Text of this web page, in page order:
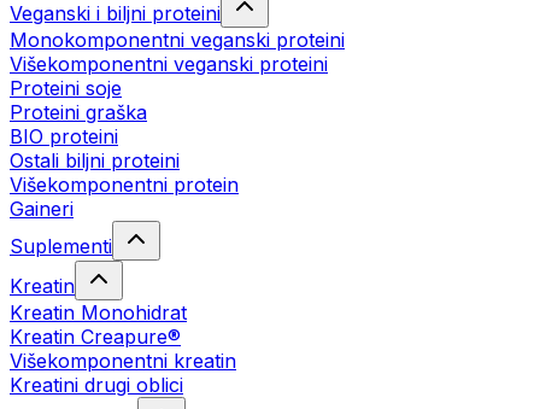
Veganski i biljni proteini
Monokomponentni veganski proteini
Višekomponentni veganski proteini
Proteini soje
Proteini graška
BIO proteini
Ostali biljni proteini
Višekomponentni protein
Gaineri
Suplementi
Kreatin
Kreatin Monohidrat
Kreatin Creapure®
Višekomponentni kreatin
Kreatini drugi oblici